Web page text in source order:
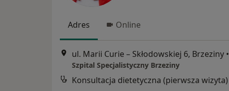
Adres Online
ul. Marii Curie – Skłodowskiej 6, Brzeziny •
Szpital Specjalistyczny Brzeziny
Konsultacja dietetyczna (pierwsza wizyta)